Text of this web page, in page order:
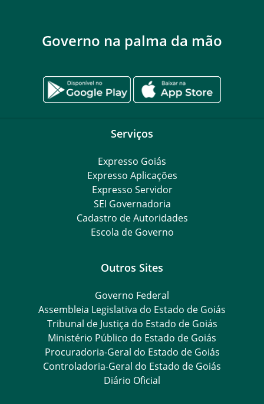
Governo na palma da mão
Serviços
Expresso Goiás
Expresso Aplicações
Expresso Servidor
SEI Governadoria
Cadastro de Autoridades
Escola de Governo
Outros Sites
Governo Federal
Assembleia Legislativa do Estado de Goiás
Tribunal de Justiça do Estado de Goiás
Ministério Público do Estado de Goiás
Procuradoria-Geral do Estado de Goiás
Controladoria-Geral do Estado de Goiás
Diário Oficial